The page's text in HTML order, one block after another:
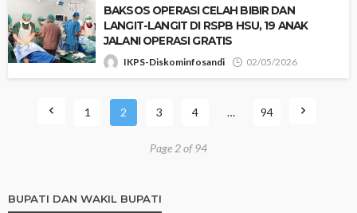
‎BAKSOS OPERASI CELAH BIBIR DAN
LANGIT-LANGIT DI RSPB HSU, 19 ANAK
JALANI OPERASI GRATIS
IKPS-Diskominfosandi 02/05/2026
1 2 3 4 … 94
Page 2 of 94
BUPATI DAN WAKIL BUPATI